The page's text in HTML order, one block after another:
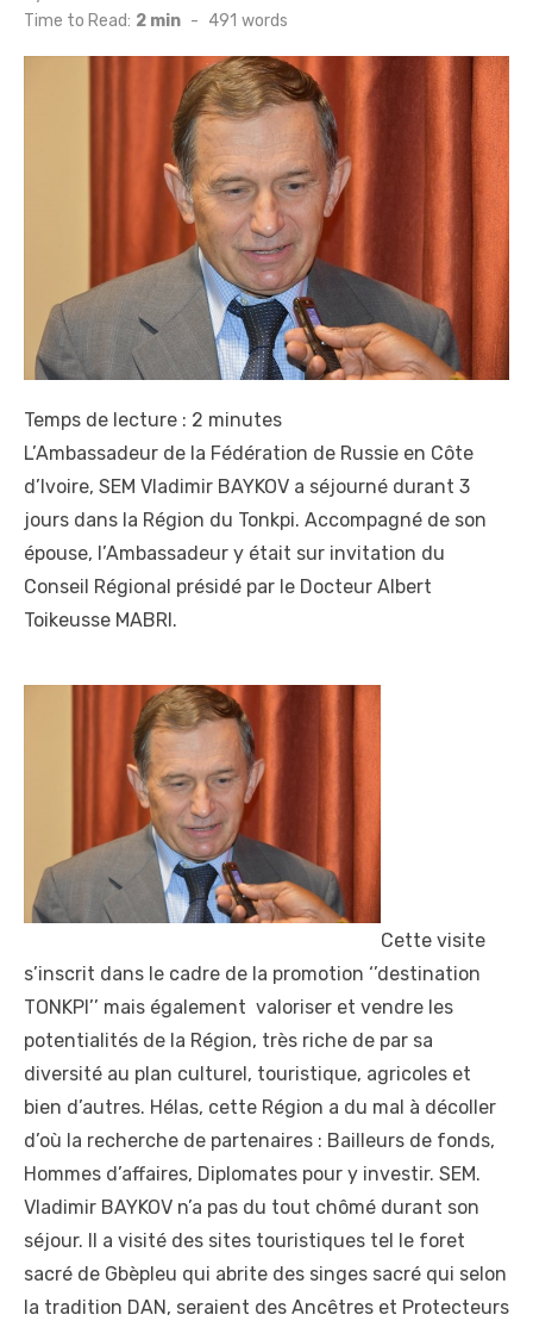
on
Time to Read: 2 min - 491 words
Temps de lecture : 2 minutes
L’Ambassadeur de la Fédération de Russie en Côte
d’Ivoire, SEM Vladimir BAYKOV a séjourné durant 3
jours dans la Région du Tonkpi. Accompagné de son
épouse, l’Ambassadeur y était sur invitation du
Conseil Régional présidé par le Docteur Albert
Toikeusse MABRI.
Cette visite
s’inscrit dans le cadre de la promotion ‘’destination
TONKPI’’ mais également valoriser et vendre les
potentialités de la Région, très riche de par sa
diversité au plan culturel, touristique, agricoles et
bien d’autres. Hélas, cette Région a du mal à décoller
d’où la recherche de partenaires : Bailleurs de fonds,
Hommes d’affaires, Diplomates pour y investir. SEM.
Vladimir BAYKOV n’a pas du tout chômé durant son
séjour. Il a visité des sites touristiques tel le foret
sacré de Gbèpleu qui abrite des singes sacré qui selon
la tradition DAN, seraient des Ancêtres et Protecteurs